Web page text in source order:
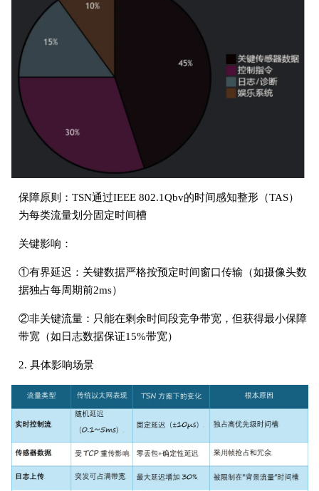
保障原则：TSN通过IEEE 802.1Qbv的时间感知整形（TAS）
为每类流量划分固定时间槽
关键影响：
①有界延迟：关键数据严格按预定时间窗口传输（如摄像头数
据独占每周期前2ms）
②非关键流量：只能在剩余时间段竞争带宽，但获得最小保障
带宽（如日志数据保证15%带宽）
2. 具体影响场景